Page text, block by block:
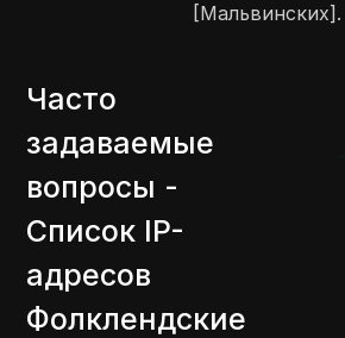
[Мальвинских].
Часто
задаваемые
вопросы -
Список IP-
адресов
Фолклендские